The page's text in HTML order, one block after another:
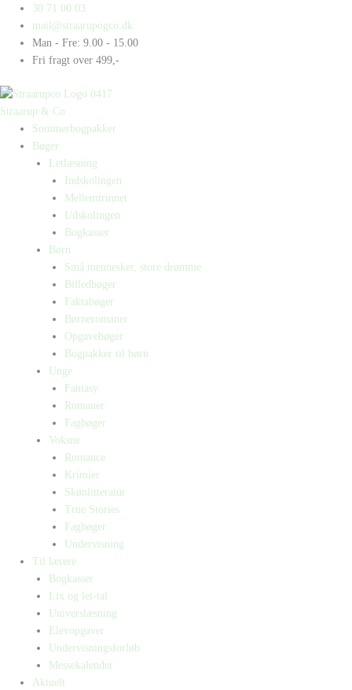
indholdet
30 71 00 03
mail@straarupogco.dk
Man - Fre: 9.00 - 15.00
Fri fragt over 499,-
Straarup & Co
Sommerbogpakker
Bøger
Letlæsning
Indskolingen
Mellemtrinnet
Udskolingen
Bogkasser
Børn
Små mennesker, store drømme
Billedbøger
Faktabøger
Børneromaner
Opgavebøger
Bogpakker til børn
Unge
Fantasy
Romaner
Fagbøger
Voksne
Romance
Krimier
Skønlitteratur
True Stories
Fagbøger
Undervisning
Til lærere
Bogkasser
Lix og let-tal
Universlæsning
Elevopgaver
Undervisningsforløb
Messekalender
Aktuelt
Products
search
Products
search